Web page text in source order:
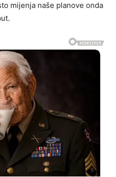
mijenja naše planove onda